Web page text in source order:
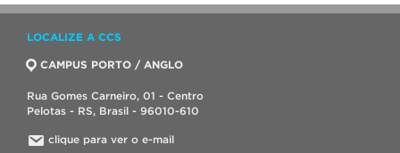
LOCALIZE A CCS
CAMPUS PORTO / ANGLO
Rua Gomes Carneiro, 01 - Centro
Pelotas - RS, Brasil - 96010-610
clique para ver o e-mail